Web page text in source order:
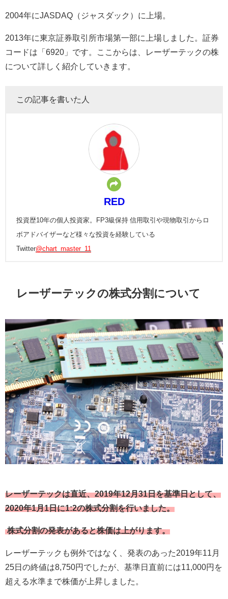
2004年にJASDAQ （ジャスダック）に上場。
2013年に東京証券取引所市場第一部に上場しました。証券
コードは「 6920 」です。ここからは、レーザーテックの株
について詳しく紹介していきます。
この記事を書いた人
RED
投資歴10年の個人投資家。FP3級保持 信用取引や現物取引からロ
ボアドバイザーなど様々な投資を経験している
Twitter@chart_master_11
レーザーテックの株式分割について
レーザーテックは直近、2019年12月31日を基準日として、
2020年1月1日に1:2の株式分割を行いました。
株式分割の発表があると株価は上がります。
レーザーテックも例外ではなく、発表のあった2019年11 月
25日の終値は8,750円でしたが、基準日直前には11,000円を
超える水準まで株価が上昇しました。